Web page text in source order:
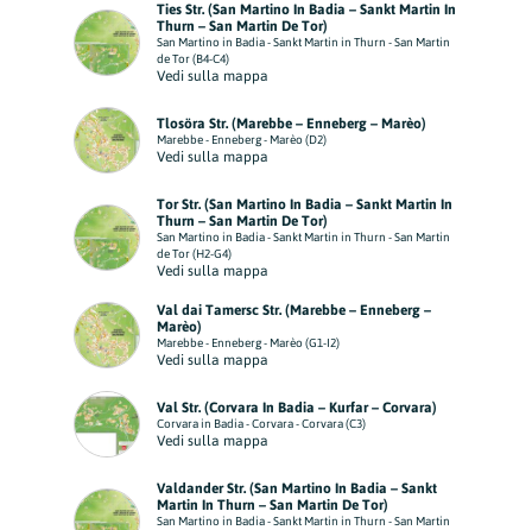
Ties Str. (San Martino In Badia – Sankt Martin In
Thurn – San Martin De Tor)
San Martino in Badia - Sankt Martin in Thurn - San Martin
de Tor (B4-C4)
Vedi sulla mappa
Tlosöra Str. (Marebbe – Enneberg – Marèo)
Marebbe - Enneberg - Marèo (D2)
Vedi sulla mappa
Tor Str. (San Martino In Badia – Sankt Martin In
Thurn – San Martin De Tor)
San Martino in Badia - Sankt Martin in Thurn - San Martin
de Tor (H2-G4)
Vedi sulla mappa
Val dai Tamersc Str. (Marebbe – Enneberg –
Marèo)
Marebbe - Enneberg - Marèo (G1-I2)
Vedi sulla mappa
Val Str. (Corvara In Badia – Kurfar – Corvara)
Corvara in Badia - Corvara - Corvara (C3)
Vedi sulla mappa
Valdander Str. (San Martino In Badia – Sankt
Martin In Thurn – San Martin De Tor)
San Martino in Badia - Sankt Martin in Thurn - San Martin